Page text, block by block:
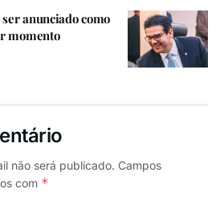
tenha sido presa, ela está sujeita
incluindo a proibição de deixar
e comparecimento
injetáveis para
a participação de cinco
a compra dos produtos
obter preços mais baixos.
anunciado como
momento
não será publicado. Campos
com *